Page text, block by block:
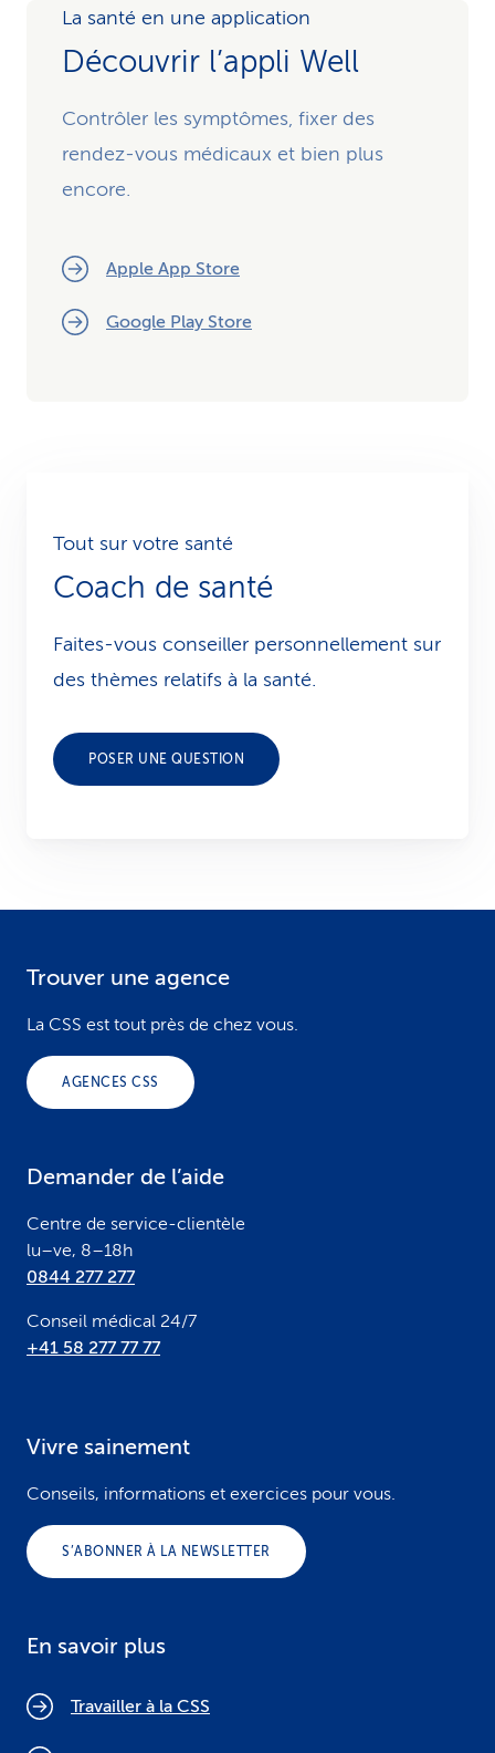
La santé en une application
Découvrir l’appli Well
Contrôler les symptômes, fixer des
rendez-vous médicaux et bien plus
encore.
Apple App Store
Google Play Store
Tout sur votre santé
Coach de santé
Faites-vous conseiller personnellement sur
des thèmes relatifs à la santé.
POSER UNE QUESTION
Trouver une agence
La CSS est tout près de chez vous.
AGENCES CSS
Demander de l’aide
Centre de service-clientèle
lu–ve, 8–18h
0844 277 277
Conseil médical 24/7
+41 58 277 77 77
Vivre sainement
Conseils, informations et exercices pour vous.
S’ABONNER À LA NEWSLETTER
En savoir plus
Travailler à la CSS